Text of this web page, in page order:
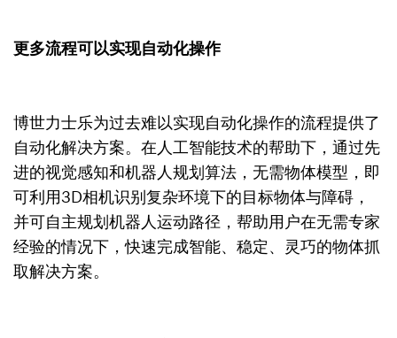
更多流程可以实现自动化操作
博世力士乐为过去难以实现自动化操作的流程提供了
自动化解决方案。在人工智能技术的帮助下，通过先
进的视觉感知和机器人规划算法，无需物体模型，即
可利用3D相机识别复杂环境下的目标物体与障碍，
并可自主规划机器人运动路径，帮助用户在无需专家
经验的情况下，快速完成智能、稳定、灵巧的物体抓
取解决方案。